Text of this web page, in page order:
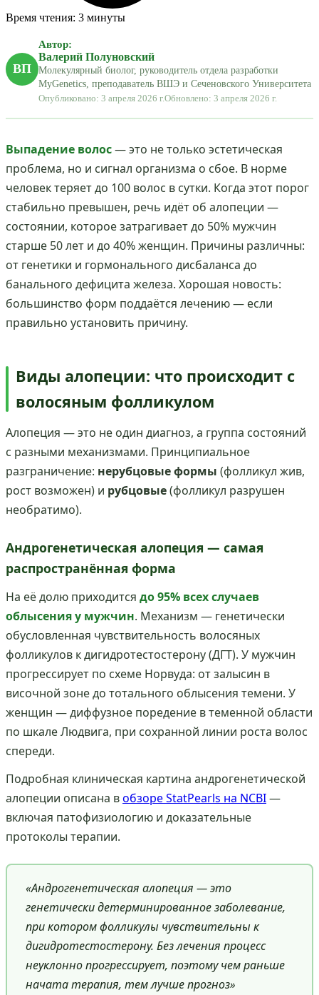
Время чтения: 3 минуты
ВП
Автор:
Валерий Полуновский
Молекулярный биолог, руководитель отдела разработки
MyGenetics, преподаватель ВШЭ и Сеченовского Университета
Опубликовано: 3 апреля 2026 г.Обновлено: 3 апреля 2026 г.
Выпадение волос— это не только эстетическая
проблема, но и сигнал организма о сбое. В норме
человек теряет до 100 волос в сутки. Когда этот порог
стабильно превышен, речь идёт об алопеции —
состоянии, которое затрагивает до 50% мужчин
старше 50 лет и до 40% женщин. Причины различны:
от генетики и гормонального дисбаланса до
банального дефицита железа. Хорошая новость:
большинство форм поддаётся лечению — если
правильно установить причину.
Виды алопеции: что происходит с
волосяным фолликулом
Алопеция — это не один диагноз, а группа состояний
с разными механизмами. Принципиальное
разграничение: нерубцовые формы (фолликул жив,
рост возможен) и рубцовые(фолликул разрушен
необратимо).
Андрогенетическая алопеция — самая
распространённая форма
На её долю приходится до 95% всех случаев
облысения у мужчин. Механизм — генетически
обусловленная чувствительность волосяных
фолликулов к дигидротестостерону (ДГТ). У мужчин
прогрессирует по схеме Норвуда: от залысин в
височной зоне до тотального облысения темени. У
женщин — диффузное поредение в теменной области
по шкале Людвига, при сохранной линии роста волос
спереди.
Подробная клиническая картина андрогенетической
алопеции описана вобзоре StatPearls на NCBI—
включая патофизиологию и доказательные
протоколы терапии.
«Андрогенетическая алопеция — это
генетически детерминированное заболевание,
при котором фолликулы чувствительны к
дигидротестостерону. Без лечения процесс
неуклонно прогрессирует, поэтому чем раньше
начата терапия, тем лучше прогноз»